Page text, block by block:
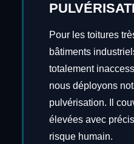
Pour les toitures
bâtiments
totalement
nous déployons
pulvérisation. Il
élevées avec
risque humain.